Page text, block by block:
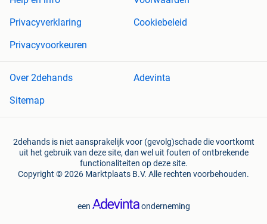
Privacyverklaring
Cookiebeleid
Privacyvoorkeuren
Over 2dehands
Adevinta
Sitemap
2dehands is niet aansprakelijk voor (gevolg)schade die voortkomt
uit het gebruik van deze site, dan wel uit fouten of ontbrekende
functionaliteiten op deze site.
Copyright © 2026 Marktplaats B.V. Alle rechten voorbehouden.
een onderneming